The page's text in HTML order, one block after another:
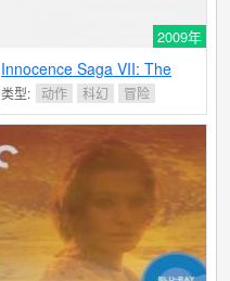
2009年
Innocence Saga VII: The
Desert Rose
类型: 动作 科幻 冒险